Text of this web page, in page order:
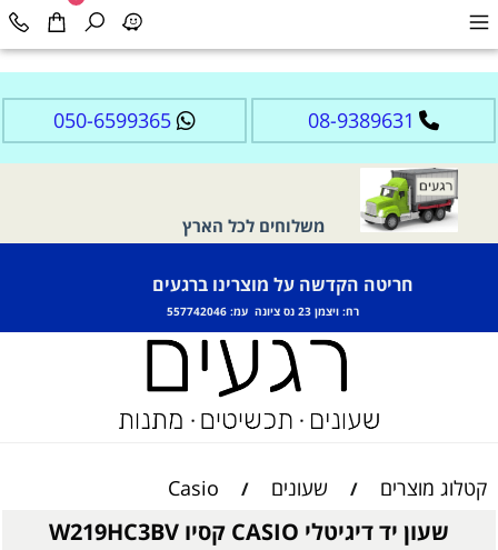
08-9389631
050-6599365
משלוחים לכל הארץ
חריטה הקדשה על מוצרינו ברגעים
רח: ויצמן 23 נס ציונה עמ: 557742046
קטלוג מוצרים / שעונים /
Casio
שעון יד דיגיטלי CASIO קסיו W219HC3BV